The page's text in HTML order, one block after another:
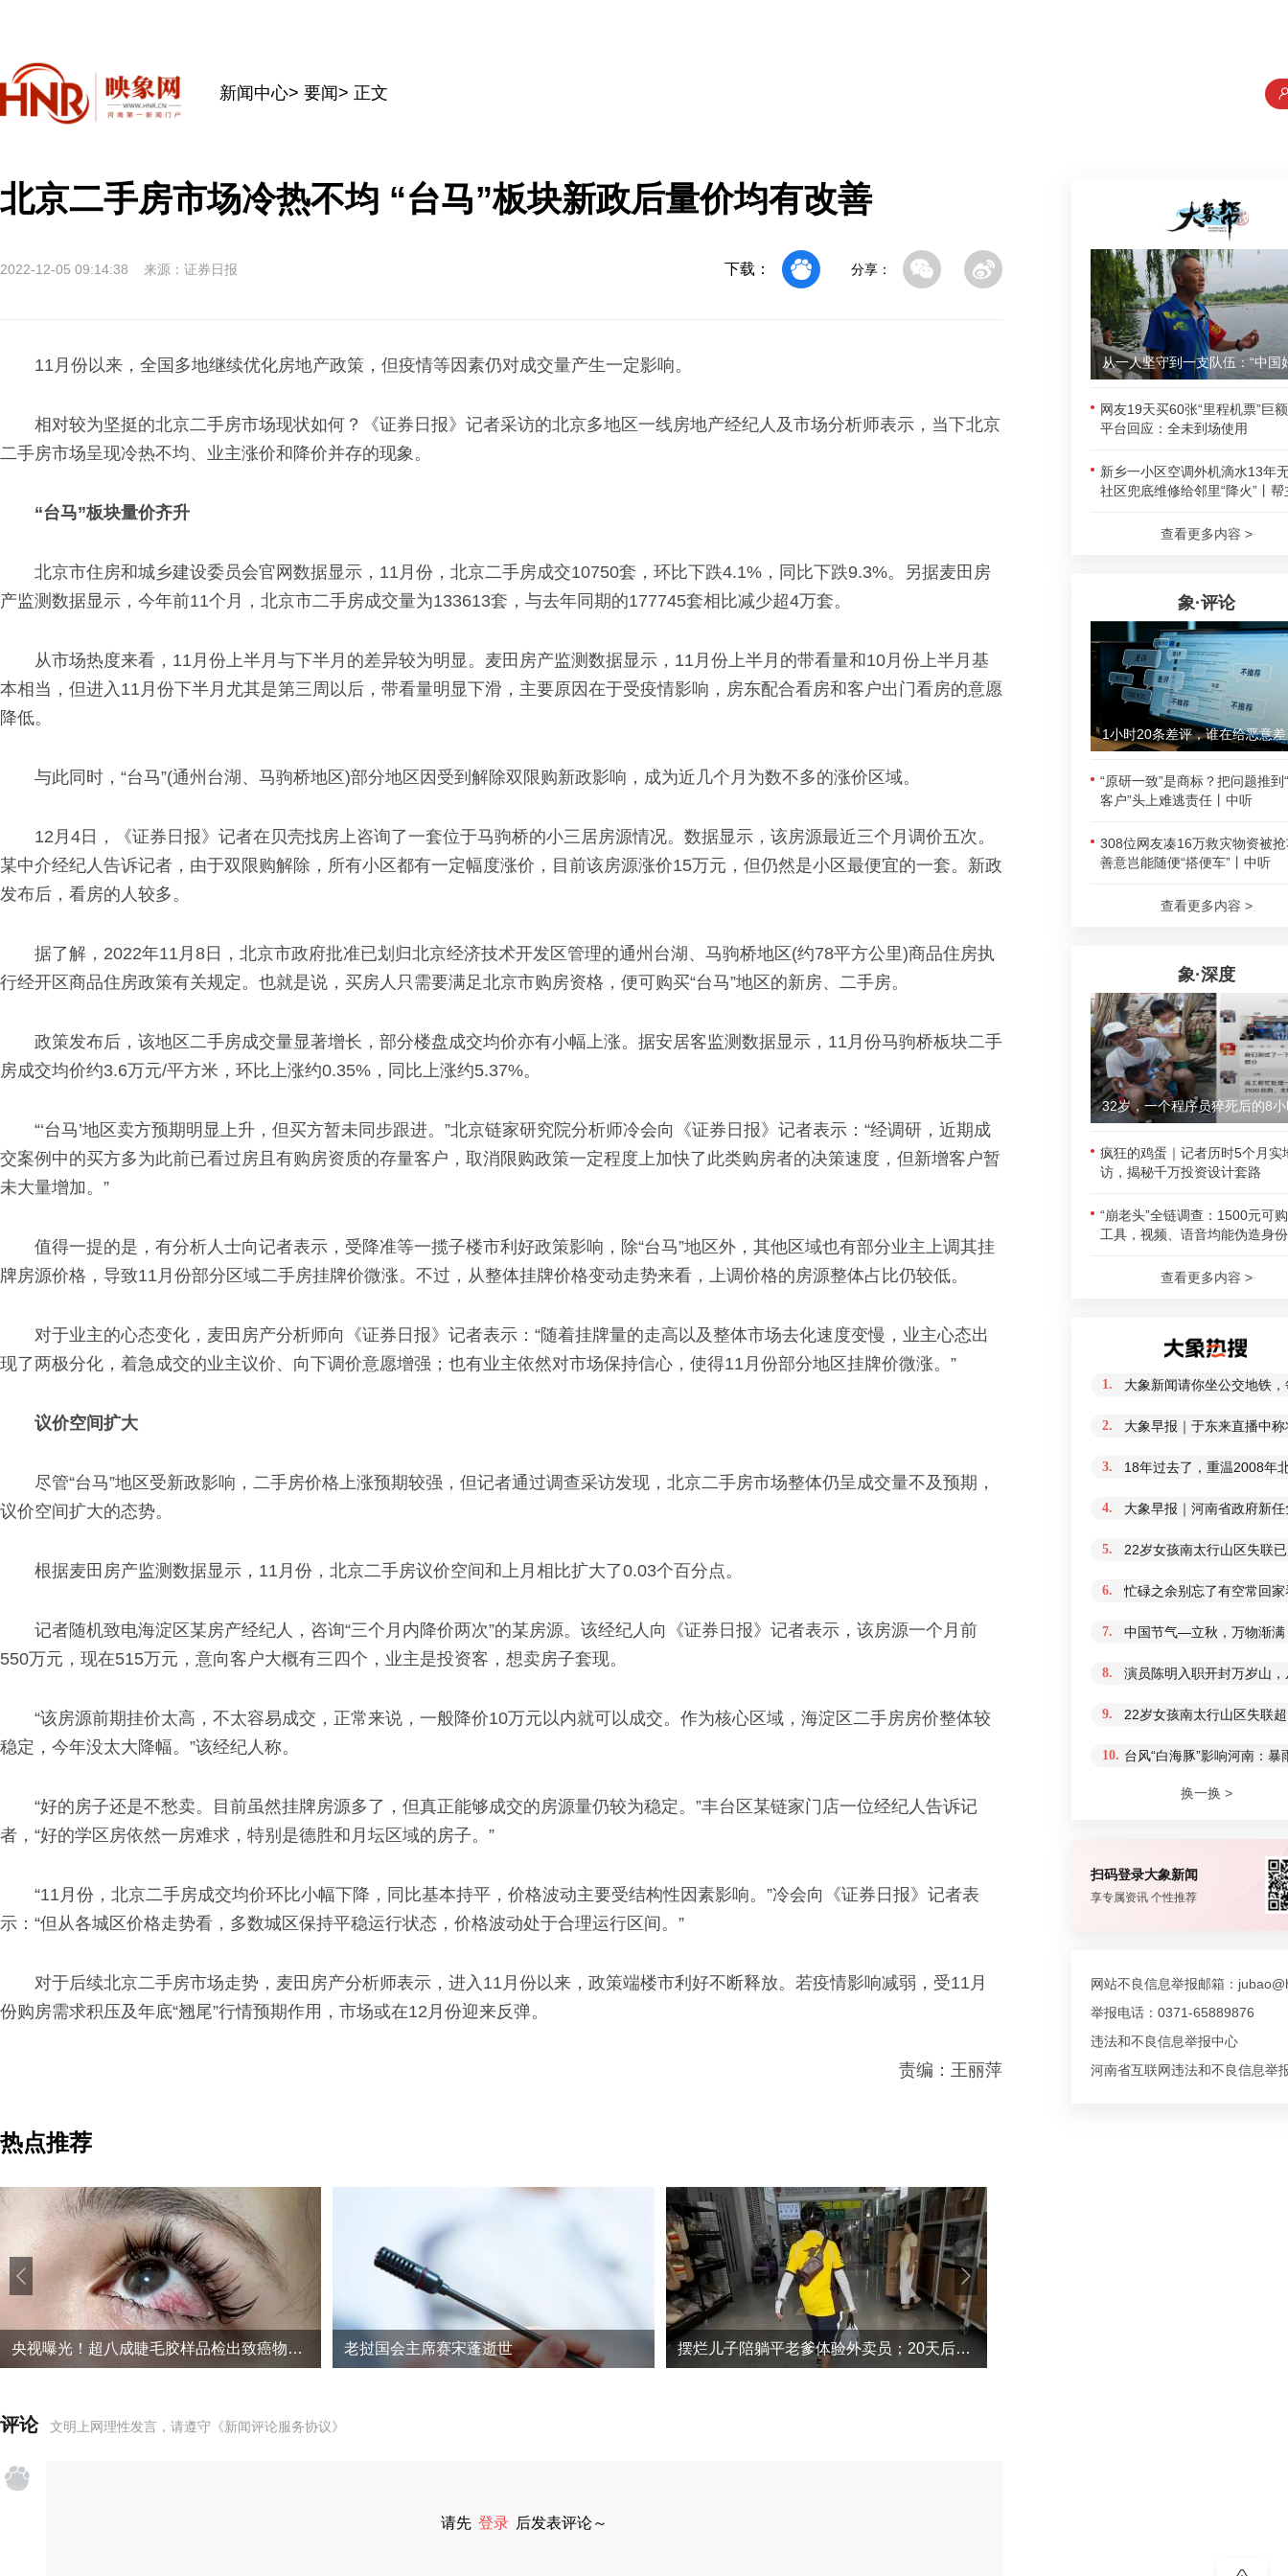
新闻中心> 要闻> 正文
北京二手房市场冷热不均 “台马”板块新政后量价均有改善
2022-12-05 09:14:38 来源：证券日报 下载： 分享：
11月份以来，全国多地继续优化房地产政策，但疫情等因素仍对成交量产生一定影响。
相对较为坚挺的北京二手房市场现状如何？《证券日报》记者采访的北京多地区一线房地产经纪人及市场分析师表示，当下北京
二手房市场呈现冷热不均、业主涨价和降价并存的现象。
“台马”板块量价齐升
北京市住房和城乡建设委员会官网数据显示，11月份，北京二手房成交10750套，环比下跌4.1%，同比下跌9.3%。另据麦田房
产监测数据显示，今年前11个月，北京市二手房成交量为133613套，与去年同期的177745套相比减少超4万套。
从市场热度来看，11月份上半月与下半月的差异较为明显。麦田房产监测数据显示，11月份上半月的带看量和10月份上半月基
本相当，但进入11月份下半月尤其是第三周以后，带看量明显下滑，主要原因在于受疫情影响，房东配合看房和客户出门看房的意愿
降低。
与此同时，“台马”(通州台湖、马驹桥地区)部分地区因受到解除双限购新政影响，成为近几个月为数不多的涨价区域。
12月4日，《证券日报》记者在贝壳找房上咨询了一套位于马驹桥的小三居房源情况。数据显示，该房源最近三个月调价五次。
某中介经纪人告诉记者，由于双限购解除，所有小区都有一定幅度涨价，目前该房源涨价15万元，但仍然是小区最便宜的一套。新政
发布后，看房的人较多。
据了解，2022年11月8日，北京市政府批准已划归北京经济技术开发区管理的通州台湖、马驹桥地区(约78平方公里)商品住房执
行经开区商品住房政策有关规定。也就是说，买房人只需要满足北京市购房资格，便可购买“台马”地区的新房、二手房。
政策发布后，该地区二手房成交量显著增长，部分楼盘成交均价亦有小幅上涨。据安居客监测数据显示，11月份马驹桥板块二手
房成交均价约3.6万元/平方米，环比上涨约0.35%，同比上涨约5.37%。
“‘台马’地区卖方预期明显上升，但买方暂未同步跟进。”北京链家研究院分析师冷会向《证券日报》记者表示：“经调研，近期成
交案例中的买方多为此前已看过房且有购房资质的存量客户，取消限购政策一定程度上加快了此类购房者的决策速度，但新增客户暂
未大量增加。”
值得一提的是，有分析人士向记者表示，受降准等一揽子楼市利好政策影响，除“台马”地区外，其他区域也有部分业主上调其挂
牌房源价格，导致11月份部分区域二手房挂牌价微涨。不过，从整体挂牌价格变动走势来看，上调价格的房源整体占比仍较低。
对于业主的心态变化，麦田房产分析师向《证券日报》记者表示：“随着挂牌量的走高以及整体市场去化速度变慢，业主心态出
现了两极分化，着急成交的业主议价、向下调价意愿增强；也有业主依然对市场保持信心，使得11月份部分地区挂牌价微涨。”
议价空间扩大
尽管“台马”地区受新政影响，二手房价格上涨预期较强，但记者通过调查采访发现，北京二手房市场整体仍呈成交量不及预期，
议价空间扩大的态势。
根据麦田房产监测数据显示，11月份，北京二手房议价空间和上月相比扩大了0.03个百分点。
记者随机致电海淀区某房产经纪人，咨询“三个月内降价两次”的某房源。该经纪人向《证券日报》记者表示，该房源一个月前
550万元，现在515万元，意向客户大概有三四个，业主是投资客，想卖房子套现。
“该房源前期挂价太高，不太容易成交，正常来说，一般降价10万元以内就可以成交。作为核心区域，海淀区二手房房价整体较
稳定，今年没太大降幅。”该经纪人称。
“好的房子还是不愁卖。目前虽然挂牌房源多了，但真正能够成交的房源量仍较为稳定。”丰台区某链家门店一位经纪人告诉记
者，“好的学区房依然一房难求，特别是德胜和月坛区域的房子。”
“11月份，北京二手房成交均价环比小幅下降，同比基本持平，价格波动主要受结构性因素影响。”冷会向《证券日报》记者表
示：“但从各城区价格走势看，多数城区保持平稳运行状态，价格波动处于合理运行区间。”
对于后续北京二手房市场走势，麦田房产分析师表示，进入11月份以来，政策端楼市利好不断释放。若疫情影响减弱，受11月
份购房需求积压及年底“翘尾”行情预期作用，市场或在12月份迎来反弹。
责编：王丽萍
热点推荐
央视曝光！超八成睫毛胶样品检出致癌物，部分成分接近502胶 老挝国会主席赛宋蓬逝世 摆烂儿子陪躺平老爹体验外卖员；20天后少年不再任性，父亲也开始自我反省
评论 文明上网理性发言，请遵守 《新闻评论服务协议》
请先 登录 后发表评论～
网友19天买60张“里程机票”巨
平台回应：全未到场使用
新乡一小区空调外机滴水13年
社区兜底维修给邻里“降火”丨帮
查看更多内容 >
象·评论
“原研一致”是商标？把问题推到
客户”头上难逃责任丨中听
308位网友凑16万救灾物资被
善意岂能随便“搭便车”丨中听
查看更多内容 >
象·深度
32岁，一个程序员猝死后的8
疯狂的鸡蛋｜记者历时5个月实
访，揭秘千万投资设计套路
“崩老头”全链调查：1500元可
工具，视频、语音均能伪造身份
查看更多内容 >
1. 大象新闻请你坐公交地铁
2. 大象早报｜于东来直播中
3. 18年过去了，重温2008年
4. 大象早报｜河南省政府新
5. 22岁女孩南太行山区失联
6. 忙碌之余别忘了有空常回家
7. 中国节气—立秋，万物渐满
8. 演员陈明入职开封万岁山，
9. 22岁女孩南太行山区失联
10. 台风“白海豚”影响河南：
换一换 >
扫码登录大象新闻
享专属资讯 个性推荐
网站不良信息举报邮箱：
举报电话：0371-65889876
违法和不良信息举报中心
河南省互联网违法和不良信息举